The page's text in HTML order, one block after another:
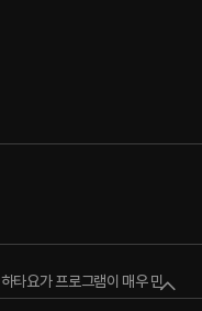
요가 프로그램이 매우 민
트레스, 불안, 우울 및 자아